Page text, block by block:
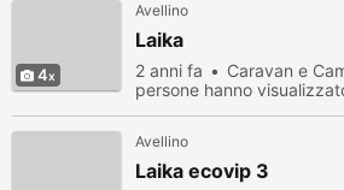
4
Avellino
Laika
2 anni fa Caravan e
persone hanno
Avellino
Laika ecovip 3